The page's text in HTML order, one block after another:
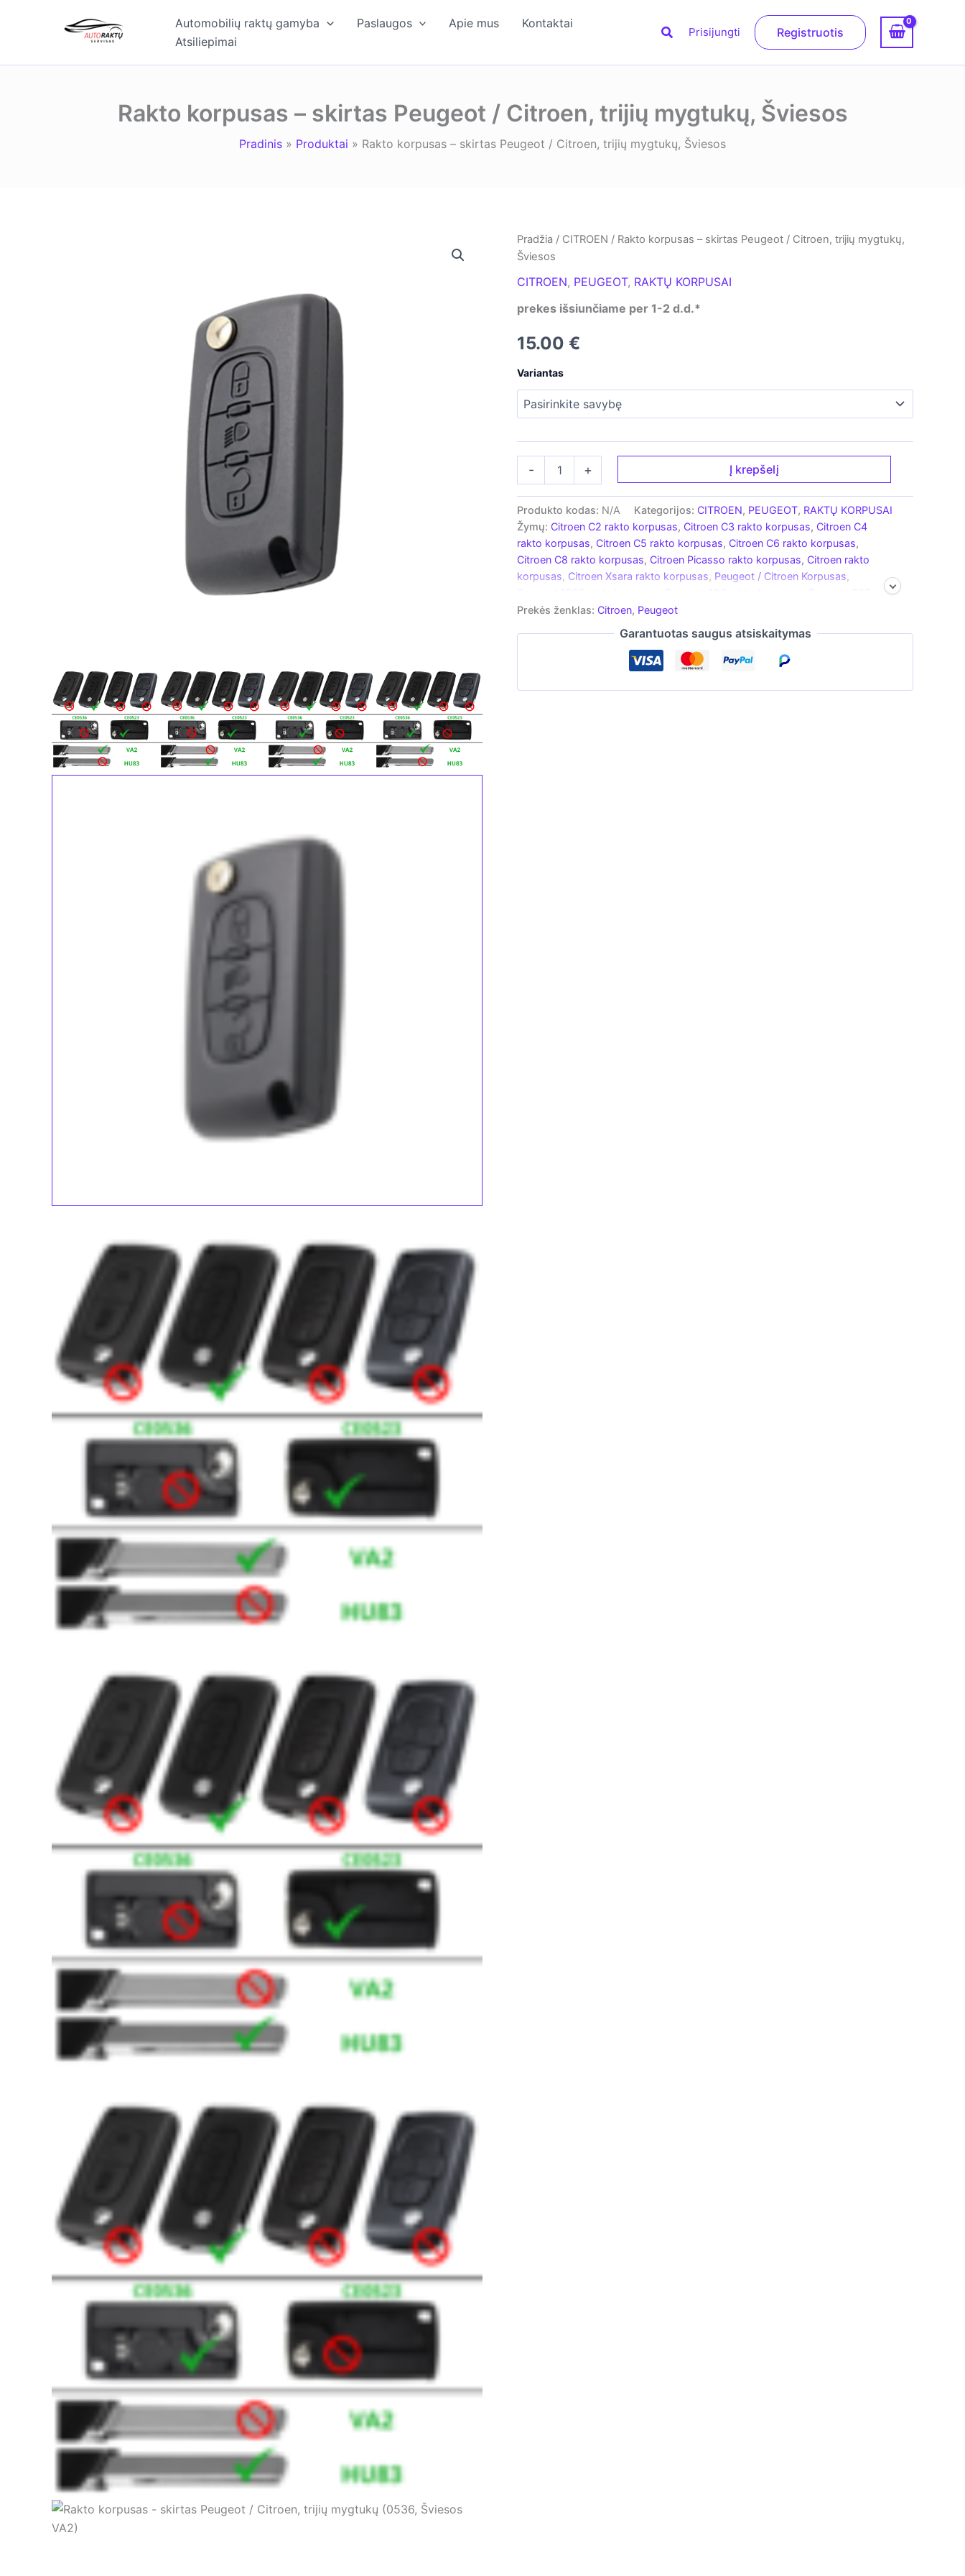
Automobilių raktų gamyba Paslaugos Apie mus
Kontaktai
Atsiliepimai
PaieškaPrisijungti Registruotis
Rakto korpusas – skirtas Peugeot / Citroen, trijių mygtukų, Šviesos
Pradinis Produktai Rakto korpusas – skirtas Peugeot / Citroen, trijių mygtukų, Šviesos
Pradžia / CITROEN / Rakto korpusas – skirtas Peugeot / Citroen, trijių mygtukų,
Šviesos
CITROEN, PEUGEOT, RAKTŲ KORPUSAI
prekes išsiunčiame per 1-2 d.d.*
15.00 €
Variantas
-
korpusas
-
skirtas
Peugeot
/
Citroen,
mygtukų,
+ Į krepšelį
Produkto kodas: N/A Kategorijos: CITROEN, PEUGEOT, RAKTŲ KORPUSAI
Žymų: Citroen C2 rakto korpusas, Citroen C3 rakto korpusas, Citroen C4
rakto korpusas, Citroen C5 rakto korpusas, Citroen C6 rakto korpusas,
Citroen C8 rakto korpusas, Citroen Picasso rakto korpusas, Citroen rakto
korpusas, Citroen Xsara rakto korpusas, Peugeot / Citroen Korpusas,
rakto korpusas, Peugeot 207 rakto korpusas
Prekės ženklas: Citroen, Peugeot
Garantuotas saugus atsiskaitymas